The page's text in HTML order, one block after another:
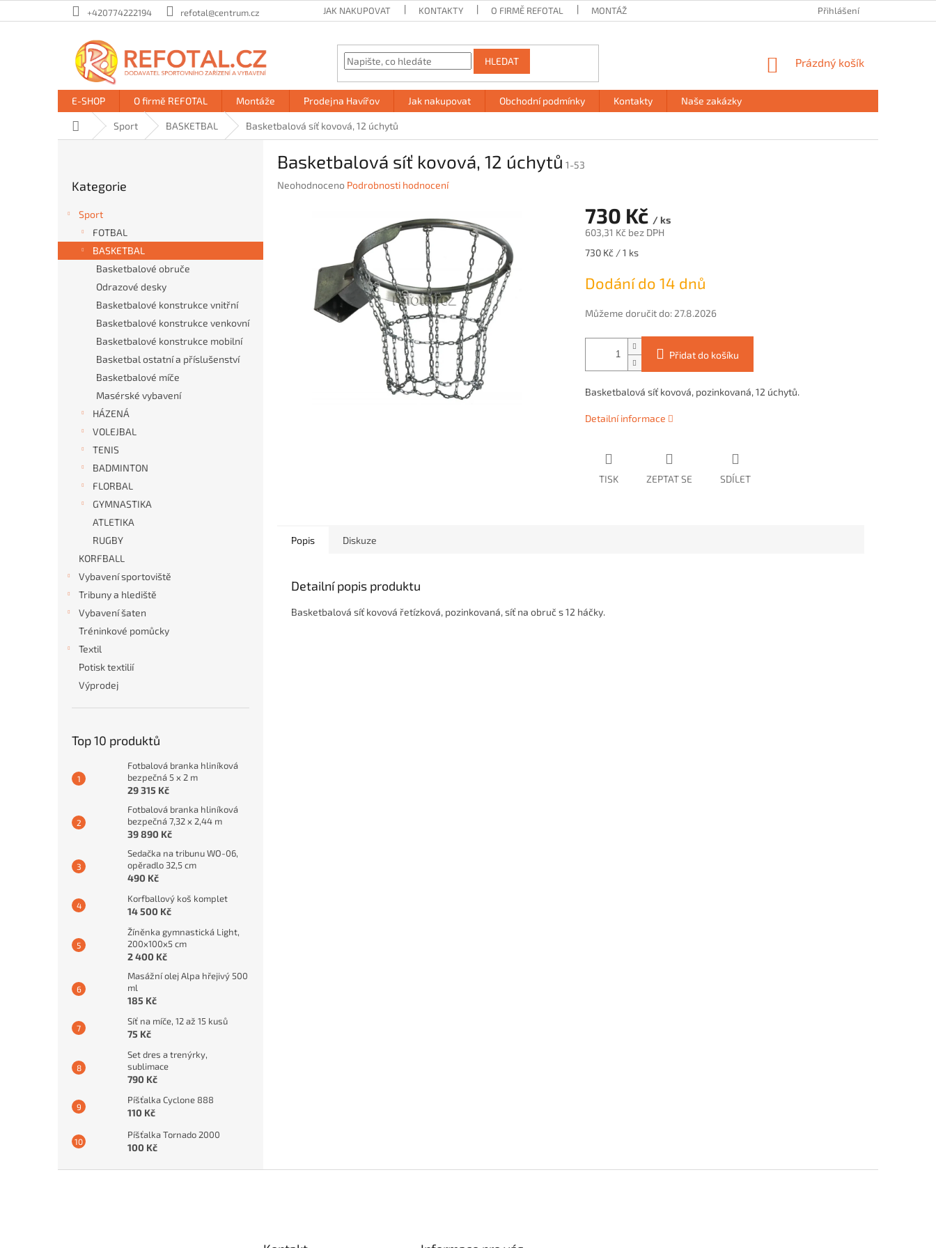
na
+420774222194 refotal@centrum.cz JAK NAKUPOVAT KONTAKTY O FIRMĚ REFOTAL MONTÁŽE PODMÍNKY OCHRANY OSOBNÍCH ÚDAJŮ
Přihlášení
HLEDAT
NÁKUPNÍ
Prázdný košík
E-SHOP O firmě REFOTAL Montáže Prodejna Havířov Jak nakupovat Obchodní podmínky Kontakty Naše zakázky
Domů Sport BASKETBAL Basketbalová síť kovová, 12 úchytů
n
kategorie
Kategorie
Sport
FOTBAL
BASKETBAL
Basketbalové obruče
Odrazové desky
Basketbalové konstrukce vnitřní
Basketbalové konstrukce venkovní
Basketbalové konstrukce mobilní
Basketbal ostatní a příslušenství
Basketbalové míče
Masérské vybavení
HÁZENÁ
VOLEJBAL
TENIS
BADMINTON
FLORBAL
GYMNASTIKA
ATLETIKA
RUGBY
KORFBALL
Vybavení sportoviště
Tribuny a hlediště
Vybavení šaten
Tréninkové pomůcky
Textil
Potisk textilií
Výprodej
Top 10 produktů
Fotbalová branka hliníková
bezpečná 5 x 2 m
29 315 Kč
Fotbalová branka hliníková
bezpečná 7,32 x 2,44 m
39 890 Kč
Sedačka na tribunu WO-06,
opěradlo 32,5 cm
490 Kč
Korfballový koš komplet
14 500 Kč
Žíněnka gymnastická Light,
200x100x5 cm
2 400 Kč
Masážní olej Alpa hřejivý 500
ml
185 Kč
Síť na míče, 12 až 15 kusů
75 Kč
Set dres a trenýrky,
sublimace
790 Kč
Píšťalka Cyclone 888
110 Kč
Píšťalka Tornado 2000
100 Kč
Basketbalová síť kovová, 12 úchytů 1-53
Průměrné
hvězdiček.
Neohodnoceno Podrobnosti hodnocení
730 Kč / ks
603,31 Kč bez DPH
Měrná
730 Kč / 1 ks
Dodání do 14 dnů
Můžeme doručit do: 27.8.2026
Přidat do košíku
Basketbalová síť kovová, pozinkovaná, 12 úchytů.
Detailní informace
TISK ZEPTAT SE SDÍLET
Popis Diskuze
Detailní popis produktu
Basketbalová síť kovová řetízková, pozinkovaná, síť na obruč s 12 háčky.